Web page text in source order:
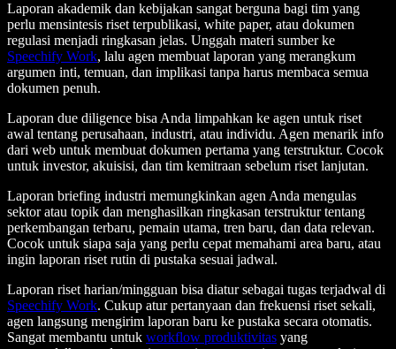
Laporan akademik dan kebijakan sangat berguna bagi tim yang
perlu mensintesis riset terpublikasi, white paper, atau dokumen
regulasi menjadi ringkasan jelas. Unggah materi sumber ke
Speechify Work, lalu agen membuat laporan yang merangkum
argumen inti, temuan, dan implikasi tanpa harus membaca semua
dokumen penuh.
Laporan due diligence bisa Anda limpahkan ke agen untuk riset
awal tentang perusahaan, industri, atau individu. Agen menarik info
dari web untuk membuat dokumen pertama yang terstruktur. Cocok
untuk investor, akuisisi, dan tim kemitraan sebelum riset lanjutan.
Laporan briefing industri memungkinkan agen Anda mengulas
sektor atau topik dan menghasilkan ringkasan terstruktur tentang
perkembangan terbaru, pemain utama, tren baru, dan data relevan.
Cocok untuk siapa saja yang perlu cepat memahami area baru, atau
ingin laporan riset rutin di pustaka sesuai jadwal.
Laporan riset harian/mingguan bisa diatur sebagai tugas terjadwal di
Speechify Work. Cukup atur pertanyaan dan frekuensi riset sekali,
agen langsung mengirim laporan baru ke pustaka secara otomatis.
Sangat membantu untuk workflow produktivitas yang